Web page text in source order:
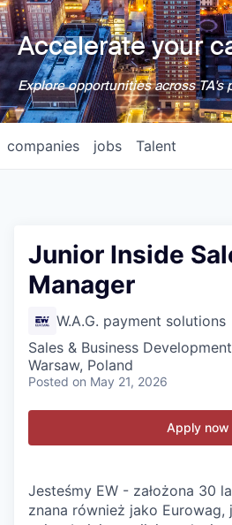
Accelerate your
Explore opportunities across TA's
jobs
companies Talent
Junior Inside
Manager
W.A.G. payment solutions
Sales & Business Development
Warsaw, Poland
Posted on May 21, 2026
Apply now
Jesteśmy EW - założona 30
znana również jako Eurowag,